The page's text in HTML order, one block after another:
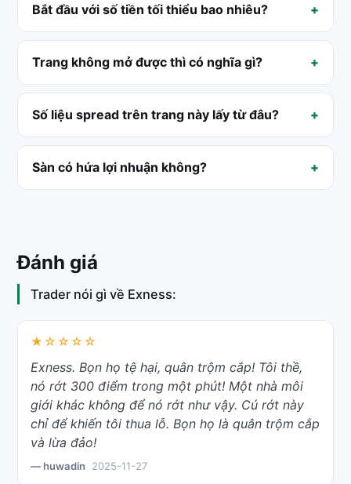
Bắt đầu với số tiền tối thiểu bao nhiêu?
Trang không mở được thì có nghĩa gì?
Số liệu spread trên trang này lấy từ đâu?
Sàn có hứa lợi nhuận không?
Đánh giá
Trader nói gì về Exness:
★☆☆☆☆
Exness. Bọn họ tệ hại, quân trộm cắp! Tôi thề,
nó rớt 300 điểm trong một phút! Một nhà môi
giới khác không để nó rớt như vậy. Cú rớt này
chỉ để khiến tôi thua lỗ. Bọn họ là quân trộm cắp
và lừa đảo!
— huwadin 2025-11-27